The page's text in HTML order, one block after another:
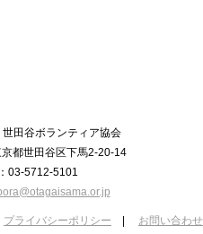
田谷ボランティア協会
都世田谷区下馬2-20-14
03-5712-5101
プライバシーポリシー お問い合わせ